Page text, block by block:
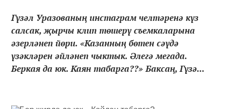
Гүзәл Уразованың инстаграм челтәренә күз
салсак, җырчы клип төшерү съемкаларына
әзерләнеп йөри. «Казанның бөтен сәүдә
үзәкләрен әйләнеп чыктык. Әлегә мегада.
Беркая да юк. Каян табарга??» Баксаң, Гүзә...